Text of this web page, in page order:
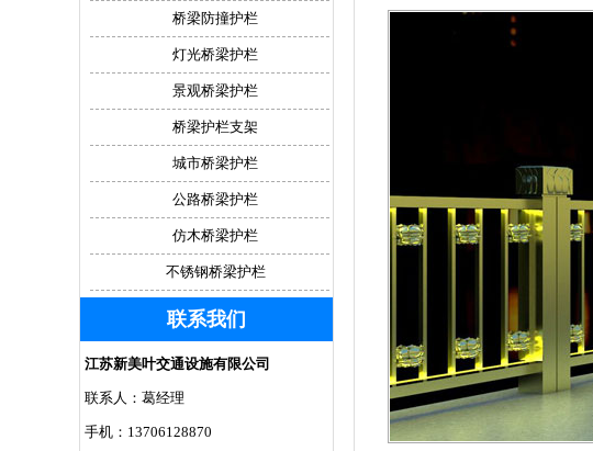
桥梁防撞护栏
灯光桥梁护栏
景观桥梁护栏
桥梁护栏支架
城市桥梁护栏
公路桥梁护栏
仿木桥梁护栏
不锈钢桥梁护栏
联系我们
江苏新美叶交通设施有限公司
联系人：葛经理
手机：13706128870